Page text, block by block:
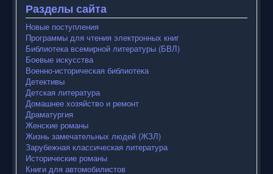
Разделы сайта
Новые поступления
Программы для чтения электронных книг
Библиотека всемирной литературы (БВЛ)
Боевые искусства
Военно-историческая библиотека
Детективы
Детская литература
Домашнее хозяйство и ремонт
Драматургия
Женские романы
Жизнь замечательных людей (ЖЗЛ)
Зарубежная классическая литература
Исторические романы
Книги для автомобилистов